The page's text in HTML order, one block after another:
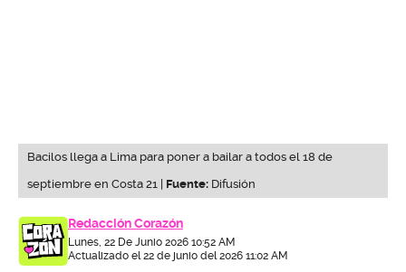
Bacilos llega a Lima para poner a bailar a todos el 18 de
septiembre en Costa 21 | Fuente: Difusión
Redacción Corazón
Lunes, 22 De Junio 2026 10:52 AM
Actualizado el 22 de junio del 2026 11:02 AM